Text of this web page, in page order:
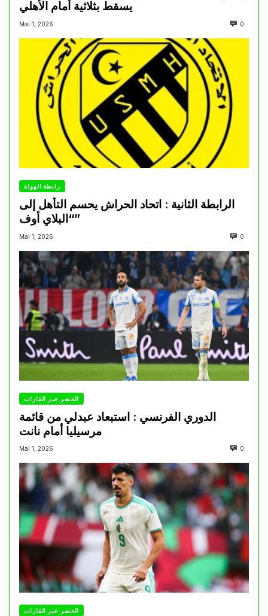
Mai 1, 2026 0
رابطة الهواة
الرابطة الثانية : اتحاد الحراش يحسم التأهل إلى
“البلاي أوف”
Mai 1, 2026 0
الخضر عبر القارات
الدوري الفرنسي : استبعاد عبدلي من قائمة
مرسيليا أمام نانت
Mai 1, 2026 0
الخضر عبر القارات